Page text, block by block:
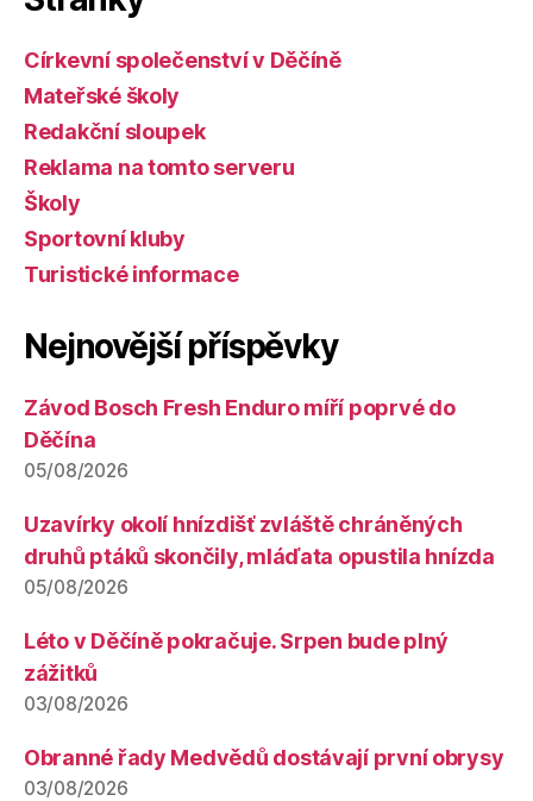
Církevní společenství v Děčíně
Mateřské školy
Redakční sloupek
Reklama na tomto serveru
Školy
Sportovní kluby
Turistické informace
Nejnovější příspěvky
Závod Bosch Fresh Enduro míří poprvé do
Děčína
05/08/2026
Uzavírky okolí hnízdišť zvláště chráněných
druhů ptáků skončily, mláďata opustila hnízda
05/08/2026
Léto v Děčíně pokračuje. Srpen bude plný
zážitků
03/08/2026
Obranné řady Medvědů dostávají první obrysy
03/08/2026